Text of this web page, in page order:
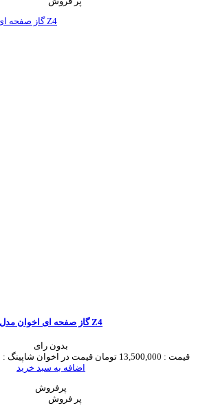
گاز صفحه ای اخوان مدل Z4
بدون رای
قیمت : 13,500,000 تومان قیمت در اخوان شاپینگ :
اضافه به سبد خرید
پرفروش